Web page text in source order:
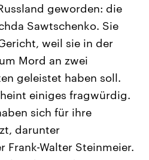
aus
USA
Aktuelle Beiträge,
Hintergründe
Wirtschaftlich und
gehören die Vereinigten
mit großem Einfluss auf
Podcasts
geworden: die
Sawtschenko. Sie
weil sie in der
Mord an zwei
geleistet haben soll.
einiges fragwürdig.
sich für ihre
darunter
Frank-Walter Steinmeier.